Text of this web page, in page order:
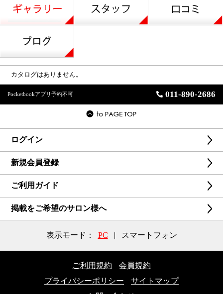
カタログはありません。
Pocketbookアプリ予約不可 011-890-2686
ログイン
新規会員登録
ご利用ガイド
掲載をご希望のサロン様へ
表示モード： PC | スマートフォン
ご利用規約
会員規約
プライバシーポリシー
サイトマップ